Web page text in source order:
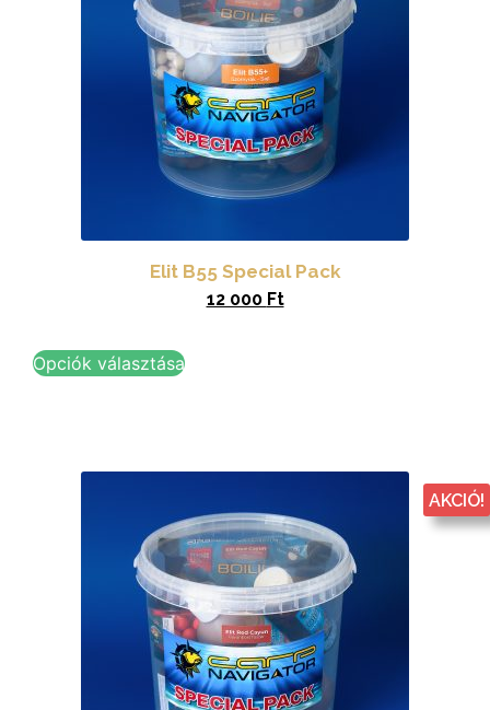
Elit B55 Special Pack
12 000 Ft
Opciók választása
AKCIÓ!